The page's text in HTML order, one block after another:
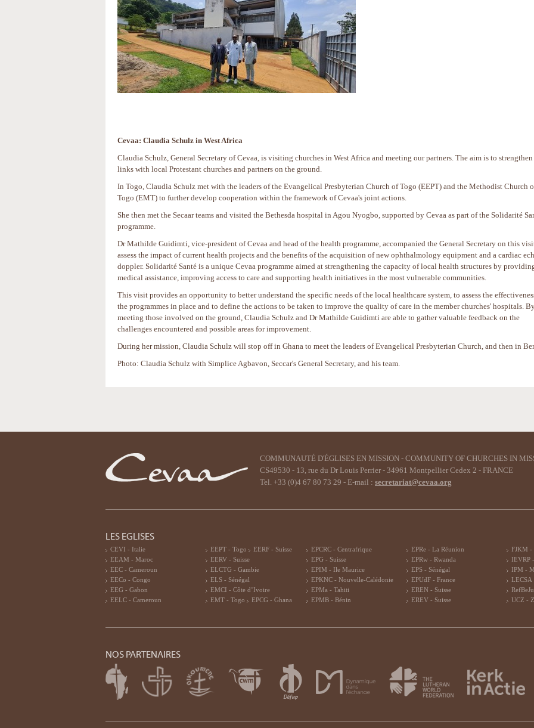
Cevaa: Claudia Schulz in West Africa
Claudia Schulz, General Secretary of Cevaa, is visiting churches in West Africa and meeting our partners. The aim is to strengthen
links with local Protestant churches and partners on the ground.
In Togo, Claudia Schulz met with the leaders of the Evangelical Presbyterian Church of Togo (EEPT) and the Methodist Church
Togo (EMT) to further develop cooperation within the framework of Cevaa's joint actions.
She then met the Secaar teams and visited the Bethesda hospital in Agou Nyogbo, supported by Cevaa as part of the Solidarité
programme.
Dr Mathilde Guidimti, vice-president of Cevaa and head of the health programme, accompanied the General Secretary on this
assess the impact of current health projects and the benefits of the acquisition of new ophthalmology equipment and a cardiac
doppler. Solidarité Santé is a unique Cevaa programme aimed at strengthening the capacity of local health structures by
medical assistance, improving access to care and supporting health initiatives in the most vulnerable communities.
This visit provides an opportunity to better understand the specific needs of the local healthcare system, to assess the
the programmes in place and to define the actions to be taken to improve the quality of care in the member churches' hospitals.
meeting those involved on the ground, Claudia Schulz and Dr Mathilde Guidimti are able to gather valuable feedback on the
challenges encountered and possible areas for improvement.
During her mission, Claudia Schulz will stop off in Ghana to meet the leaders of Evangelical Presbyterian Church, and then in
Photo: Claudia Schulz with Simplice Agbavon, Seccar's General Secretary, and his team.
document
COMMUNAUTÉ D'ÉGLISES EN MISSION - COMMUNITY OF CHURCHES IN
CS49530 - 13, rue du Dr Louis Perrier - 34961 Montpellier Cedex 2 - FRANCE
Tel. +33 (0)4 67 80 73 29 - E-mail : secretariat@cevaa.org
LES EGLISES
CEVI - Italie
EEAM - Maroc
EEC - Cameroun
EECo - Congo
EEG - Gabon
EELC - Cameroun
EEPT - Togo
EERF - Suisse
EERV - Suisse
ELCTG - Gambie
ELS - Sénégal
EMCI - Côte d’Ivoire
EMT - Togo
EPCG - Ghana
EPCRC - Centrafrique
EPG - Suisse
EPIM - Ile Maurice
EPKNC - Nouvelle-Calédonie
EPMa - Tahiti
EPMB - Bénin
EPRe - La Réunion
EPRw - Rwanda
EPS - Sénégal
EPUdF - France
EREN - Suisse
EREV - Suisse
FJKM -
IEVRP
IPM -
LECSA
UCZ -
NOS PARTENAIRES